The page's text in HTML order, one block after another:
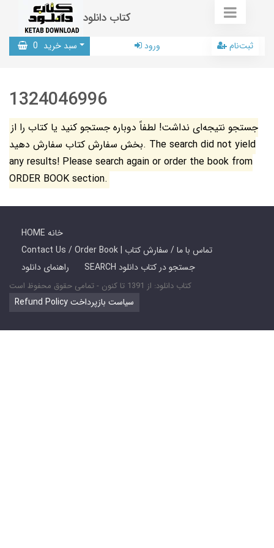
کتاب دانلود
سبد خرید 0 ورود ثبت‌نام
1324046996
جستجو نتیجه‌ای نداشت! لطفاً دوباره جستجو کنید یا کتاب را از
بخش سفارش کتاب سفارش دهید. The search did not yield
any results! Please search again or order the book from
ORDER BOOK section.
HOME خانه
Contact Us / Order Book | تماس با ما / سفارش کتاب
راهنمای دانلود
SEARCH جستجو در کتاب دانلود
کتاب دانلود: از 1391 تا کنون - تمامی حقوق محفوظ است
Refund Policy سیاست بازپرداخت